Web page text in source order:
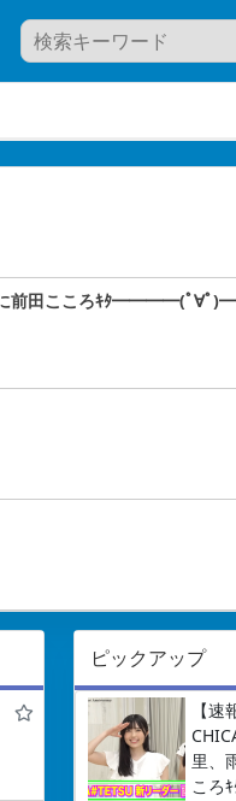
ーに前田こころｷﾀ━━━━(ﾟ
ピックアップ
【速
里、
こ